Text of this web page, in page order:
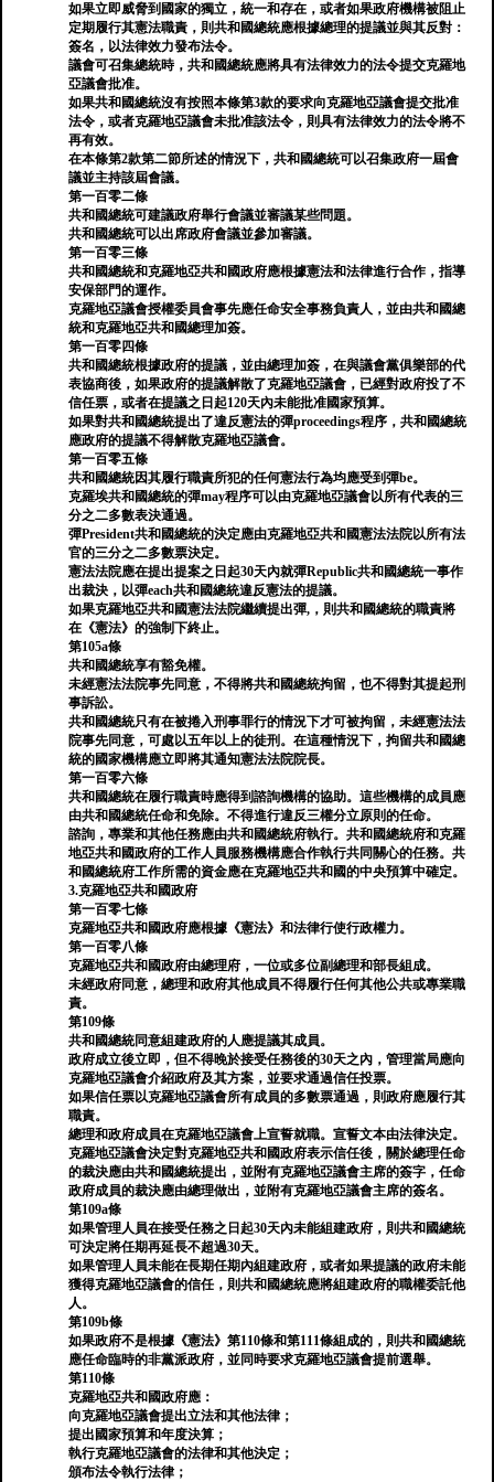
如果立即威脅到國家的獨立，統一和存在，或者如果政府機構被阻止
定期履行其憲法職責，則共和國總統應根據總理的提議並與其反對：
簽名，以法律效力發布法令。
議會可召集總統時，共和國總統應將具有法律效力的法令提交克羅地
亞議會批准。
如果共和國總統沒有按照本條第3款的要求向克羅地亞議會提交批准
法令，或者克羅地亞議會未批准該法令，則具有法律效力的法令將不
再有效。
在本條第2款第二節所述的情況下，共和國總統可以召集政府一屆會
議並主持該屆會議。
第一百零二條
共和國總統可建議政府舉行會議並審議某些問題。
共和國總統可以出席政府會議並參加審議。
第一百零三條
共和國總統和克羅地亞共和國政府應根據憲法和法律進行合作，指導
安保部門的運作。
克羅地亞議會授權委員會事先應任命安全事務負責人，並由共和國總
統和克羅地亞共和國總理加簽。
第一百零四條
共和國總統根據政府的提議，並由總理加簽，在與議會黨俱樂部的代
表協商後，如果政府的提議解散了克羅地亞議會，已經對政府投了不
信任票，或者在提議之日起120天內未能批准國家預算。
如果對共和國總統提出了違反憲法的彈proceedings程序，共和國總統
應政府的提議不得解散克羅地亞議會。
第一百零五條
共和國總統因其履行職責所犯的任何憲法行為均應受到彈be。
克羅埃共和國總統的彈may程序可以由克羅地亞議會以所有代表的三
分之二多數表決通過。
彈President共和國總統的決定應由克羅地亞共和國憲法法院以所有法
官的三分之二多數票決定。
憲法法院應在提出提案之日起30天內就彈Republic共和國總統一事作
出裁決，以彈each共和國總統違反憲法的提議。
如果克羅地亞共和國憲法法院繼續提出彈,，則共和國總統的職責將
在《憲法》的強制下終止。
第105a條
共和國總統享有豁免權。
未經憲法法院事先同意，不得將共和國總統拘留，也不得對其提起刑
事訴訟。
共和國總統只有在被捲入刑事罪行的情況下才可被拘留，未經憲法法
院事先同意，可處以五年以上的徒刑。在這種情況下，拘留共和國總
統的國家機構應立即將其通知憲法法院院長。
第一百零六條
共和國總統在履行職責時應得到諮詢機構的協助。這些機構的成員應
由共和國總統任命和免除。不得進行違反三權分立原則的任命。
諮詢，專業和其他任務應由共和國總統府執行。共和國總統府和克羅
地亞共和國政府的工作人員服務機構應合作執行共同關心的任務。共
和國總統府工作所需的資金應在克羅地亞共和國的中央預算中確定。
3.克羅地亞共和國政府
第一百零七條
克羅地亞共和國政府應根據《憲法》和法律行使行政權力。
第一百零八條
克羅地亞共和國政府由總理府，一位或多位副總理和部長組成。
未經政府同意，總理和政府其他成員不得履行任何其他公共或專業職
責。
第109條
共和國總統同意組建政府的人應提議其成員。
政府成立後立即，但不得晚於接受任務後的30天之內，管理當局應向
克羅地亞議會介紹政府及其方案，並要求通過信任投票。
如果信任票以克羅地亞議會所有成員的多數票通過，則政府應履行其
職責。
總理和政府成員在克羅地亞議會上宣誓就職。宣誓文本由法律決定。
克羅地亞議會決定對克羅地亞共和國政府表示信任後，關於總理任命
的裁決應由共和國總統提出，並附有克羅地亞議會主席的簽字，任命
政府成員的裁決應由總理做出，並附有克羅地亞議會主席的簽名。
第109a條
如果管理人員在接受任務之日起30天內未能組建政府，則共和國總統
可決定將任期再延長不超過30天。
如果管理人員未能在長期任期內組建政府，或者如果提議的政府未能
獲得克羅地亞議會的信任，則共和國總統應將組建政府的職權委託他
人。
第109b條
如果政府不是根據《憲法》第110條和第111條組成的，則共和國總統
應任命臨時的非黨派政府，並同時要求克羅地亞議會提前選舉。
第110條
克羅地亞共和國政府應：
向克羅地亞議會提出立法和其他法律；
提出國家預算和年度決算；
執行克羅地亞議會的法律和其他決定；
頒布法令執行法律；